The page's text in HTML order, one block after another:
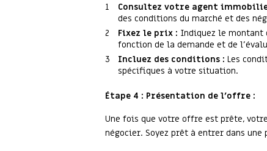
Consultez votre agent
des conditions du marché et des
Fixez le prix : Indiquez le montant
fonction de la demande et de
Incluez des conditions : Les
spécifiques à votre situation.
Étape 4 : Présentation de l'offre :
Une fois que votre offre est prête,
négocier. Soyez prêt à entrer dans une